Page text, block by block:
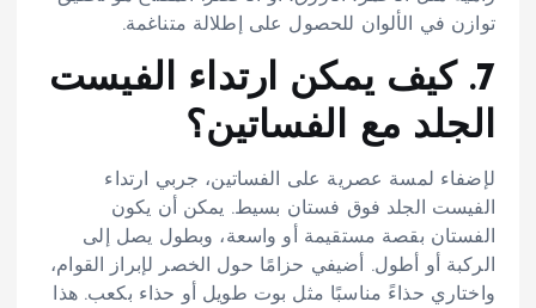
توازن في الألوان للحصول على إطلالة متناغمة.​
7. كيف يمكن ارتداء الفيست
الجلد مع الفساتين؟
لإضفاء لمسة عصرية على الفساتين، جربي ارتداء
الفيست الجلد فوق فستان بسيط. يمكن أن يكون
الفستان بقصة مستقيمة أو واسعة، وبطول يصل إلى
الركبة أو أطول. أضيفي حزامًا حول الخصر لإبراز القوام،
واختاري حذاءً مناسبًا مثل بوت طويل أو حذاء بكعب. هذا